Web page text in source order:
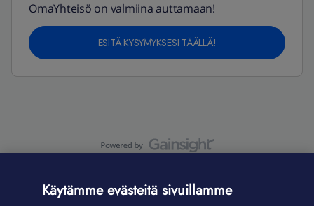
OmaYhteisö on valmiina auttamaan!
ESITÄ KYSYMYKSESI TÄÄLLÄ!
Käytämme evästeitä sivuillamme